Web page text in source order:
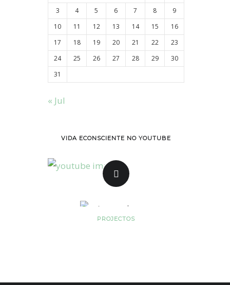
mudanças eco-conscientes
(webinar)
3
4 5 6 7 8
9
10
11 12 13 14 15
16
17
18 19 20 21 22
23
24
25 26 27 28 29
30
31
« Jul
VIDA ECONSCIENTE NO YOUTUBE
PROJECTOS